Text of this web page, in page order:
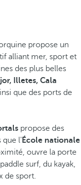
propose un
alliant mer, sport et
des plus belles
Illetes, Cala
que des ports de
propose des
que l' École nationale
ouvre la porte
surf, du kayak,
de sport.